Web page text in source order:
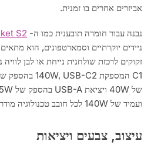
אביזרים אחרים בו זמנית.
נבנה עבור חומרה תובענית כמו ה- S2
ניידים יוקרתיים וסמארטפונים, הוא
ועמיד של 140W לכל חובב טכנולוגיה מודרני.
עיצוב, צבעים ויציאות